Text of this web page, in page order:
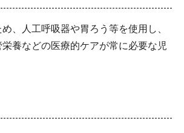
、人工呼吸器や胃ろう等を使用し、
養などの医療的ケアが常に必要な児